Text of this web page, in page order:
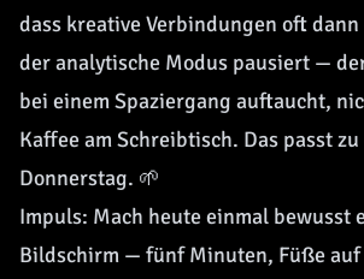
dass kreative Verbindungen oft
der analytische Modus pausiert —
bei einem Spaziergang auftaucht,
Kaffee am Schreibtisch. Das passt
Donnerstag. 🌱
Impuls: Mach heute einmal bewusst
Bildschirm — fünf Minuten, Füße auf